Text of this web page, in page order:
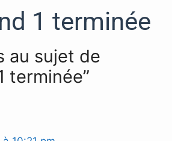
1 terminée
au sujet de
terminée”